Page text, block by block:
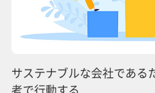
サステナブルな会社である
考で行動する